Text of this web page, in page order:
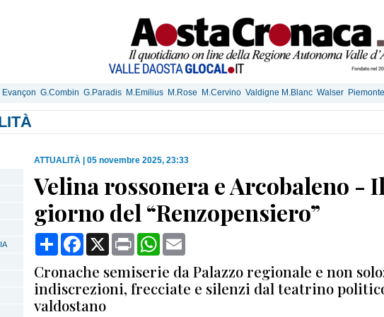
Evançon G.Combin G.Paradis M.Emilius M.Rose M.Cervino Valdigne M.Blanc Walser
ATTUALITÀ 05 novembre 2025, 23:33
Velina rossonera e Arcobaleno - Il
giorno del “Renzopensiero”
CondividiFacebook
X Print WhatsApp
Cronache semiserie da Palazzo regionale e non
indiscrezioni, frecciate e silenzi dal teatrino
valdostano